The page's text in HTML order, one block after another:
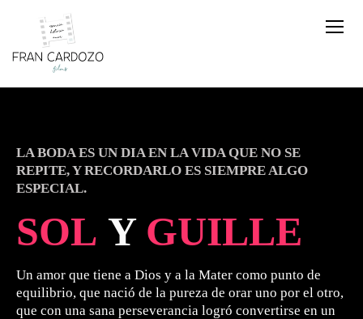
LA BODA ES UN DIA EN LA VIDA QUE NO SE
REPITE, Y RECORDARLO ES SIEMPRE ALGO
ESPECIAL.
SOL Y GUILLE
Un amor que tiene a Dios y a la Mater como punto de
equilibrio, que nació de la pureza de orar uno por el otro,
que con una sana perseverancia logró convertirse en un